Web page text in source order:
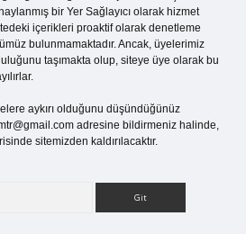
bir Yer Sağlayıcı olarak hizmet
içerikleri proaktif olarak denetleme
bulunmamaktadır. Ancak, üyelerimiz
taşımakta olup, siteye üye olarak bu
aykırı olduğunu düşündüğünüz
adresine bildirmeniz halinde,
sitemizden kaldırılacaktır.